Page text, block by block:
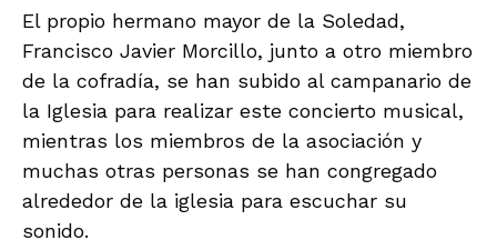
El propio hermano mayor de la Soledad,
Francisco Javier Morcillo, junto a otro miembro
de la cofradía, se han subido al campanario de
la Iglesia para realizar este concierto musical,
mientras los miembros de la asociación y
muchas otras personas se han congregado
alrededor de la iglesia para escuchar su
sonido.